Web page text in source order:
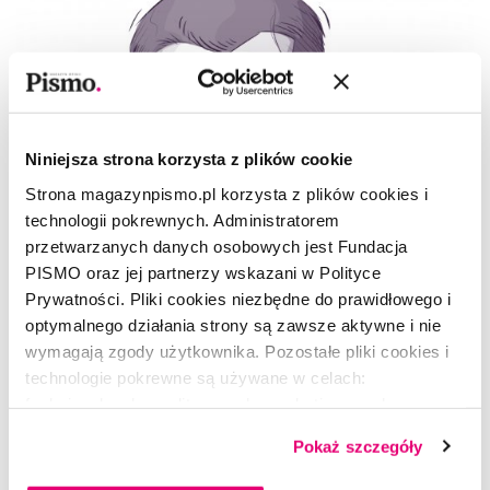
Niniejsza strona korzysta z plików cookie
Strona magazynpismo.pl korzysta z plików cookies i
technologii pokrewnych. Administratorem
przetwarzanych danych osobowych jest Fundacja
PISMO oraz jej partnerzy wskazani w Polityce
Prywatności. Pliki cookies niezbędne do prawidłowego i
optymalnego działania strony są zawsze aktywne i nie
wymagają zgody użytkownika. Pozostałe pliki cookies i
technologie pokrewne są używane w celach:
dobrowolną zgodę na pliki cookies i technologie
pokrewne, zgadzasz się na przechowywanie informacji
Pokaż szczegóły
APTECZKA
Charlie Jeer. Nie jestem typem od